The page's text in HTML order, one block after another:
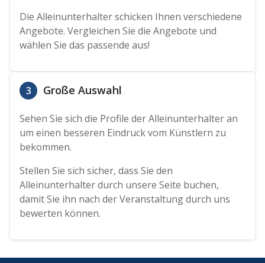
Die Alleinunterhalter schicken Ihnen verschiedene
Angebote. Vergleichen Sie die Angebote und
wählen Sie das passende aus!
3 Große Auswahl
Sehen Sie sich die Profile der Alleinunterhalter an
um einen besseren Eindruck vom Künstlern zu
bekommen.
Stellen Sie sich sicher, dass Sie den
Alleinunterhalter durch unsere Seite buchen,
damit Sie ihn nach der Veranstaltung durch uns
bewerten können.